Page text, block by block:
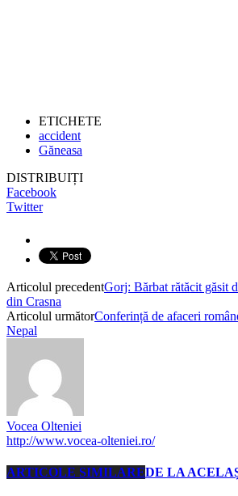
ETICHETE
accident
Găneasa
DISTRIBUIȚI
Facebook
Twitter
Articolul precedentGorj: Bărbat rătăcit găsit
din Crasna
Articolul următorConferință de afaceri
Nepal
Vocea Olteniei
http://www.vocea-olteniei.ro/
ARTICOLE SIMILAREDE LA